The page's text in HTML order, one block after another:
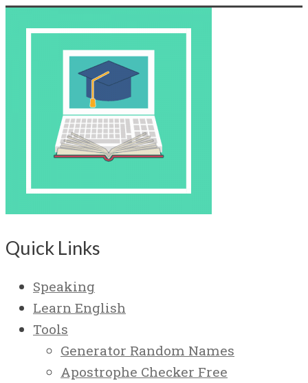
Quick Links
Speaking
Learn English
Tools
Generator Random Names
Apostrophe Checker Free